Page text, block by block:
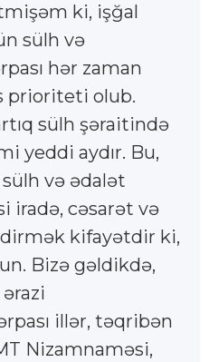
ki, işğal
sülh və
hər zaman
prioriteti olub.
sülh şəraitində
yeddi aydır. Bu,
və ədalət
iradə, cəsarət və
kifayətdir ki,
Bizə gəldikdə,
illər, təqribən
Nizamnaməsi,